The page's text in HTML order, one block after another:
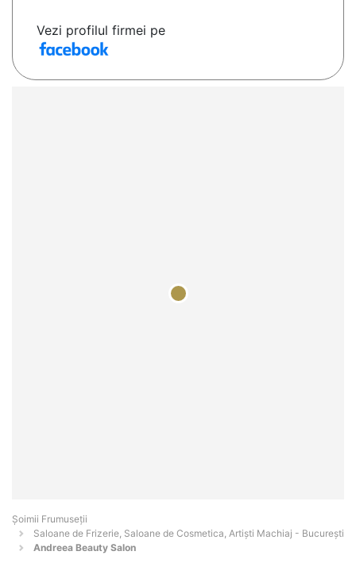
Vezi profilul firmei pe
Șoimii Frumuseții
Saloane de Frizerie, Saloane de Cosmetica, Artiști Machiaj - Bucureşti
Andreea Beauty Salon